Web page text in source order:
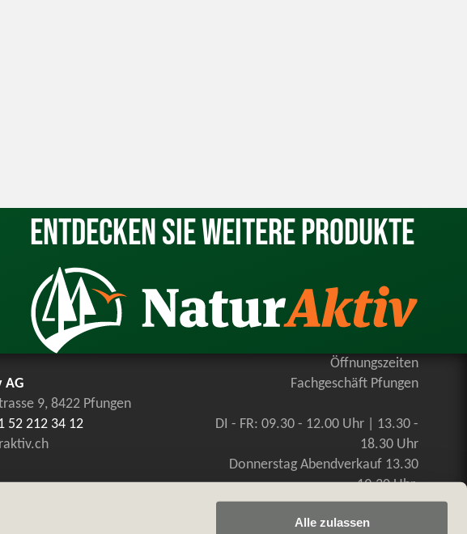
Alle zulassen
Entdecken Sie weitere Produkte
AG
9, 8422 Pfungen
52 212 34 12
Öffnungszeiten
Fachgeschäft Pfungen
DI - FR: 09.30 - 12.00 Uhr | 13.30 -
18.30 Uhr
Donnerstag Abendverkauf 13.30
-19.30 Uhr
SA: 09.00 - 16.00 Uhr, durchgehend